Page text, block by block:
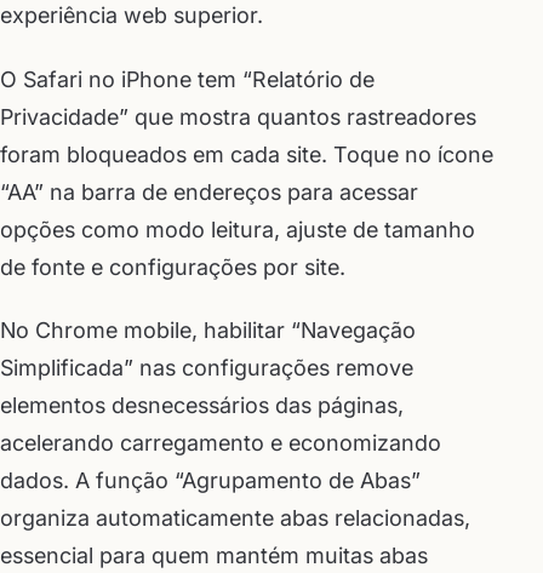
experiência web superior.
O Safari no iPhone tem “Relatório de
Privacidade” que mostra quantos rastreadores
foram bloqueados em cada site. Toque no ícone
“AA” na barra de endereços para acessar
opções como modo leitura, ajuste de tamanho
de fonte e configurações por site.
No Chrome mobile, habilitar “Navegação
Simplificada” nas configurações remove
elementos desnecessários das páginas,
acelerando carregamento e economizando
dados. A função “Agrupamento de Abas”
organiza automaticamente abas relacionadas,
essencial para quem mantém muitas abas